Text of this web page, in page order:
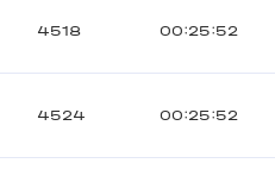
4518 00:25:52
4524 00:25:52